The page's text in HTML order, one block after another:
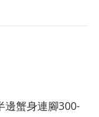
邊蟹身連腳300-